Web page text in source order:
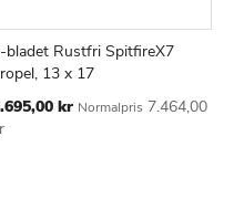
Læg i kurv
ØNSKE
bladet Rustfri SpitfireX7
13 x 17
kr Normalpris 7.464,00